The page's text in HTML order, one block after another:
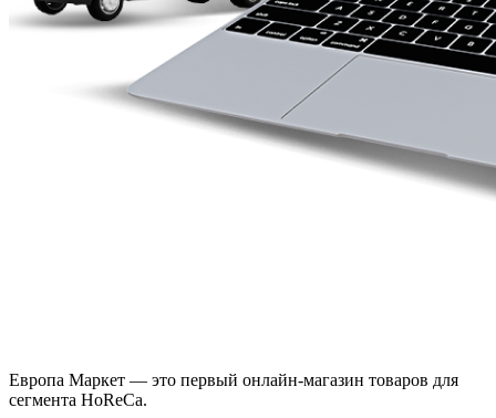
Европа Маркет — это первый онлайн-магазин товаров для
сегмента HoReCa.